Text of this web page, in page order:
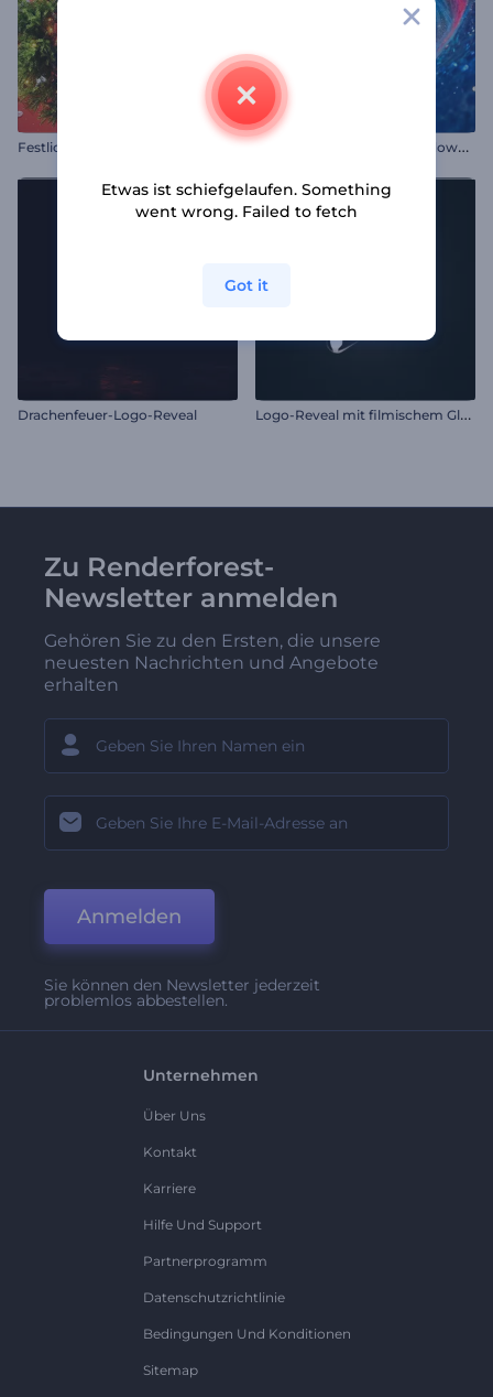
Festlicher Weihnachtsball Intro K
osmischer Tunnel Countdown Intro
Drachenfeuer-Logo-Reveal L
ogo-Reveal mit filmischem Glanz
Zu Renderforest-
Newsletter anmelden
Gehören Sie zu den Ersten, die unsere
neuesten Nachrichten und Angebote
erhalten
Anmelden
Sie können den Newsletter jederzeit
problemlos abbestellen.
Unternehmen
Über Uns
Kontakt
Karriere
Hilfe Und Support
Partnerprogramm
Datenschutzrichtlinie
Bedingungen Und Konditionen
Sitemap
Etwas ist schiefgelaufen. Something
went wrong. Failed to fetch
Got it